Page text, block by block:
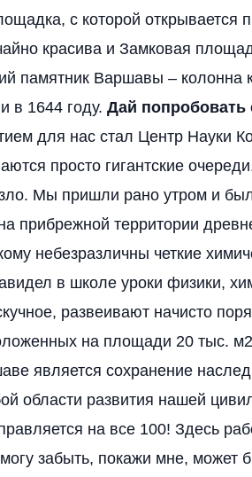
с которой открывается
красива и Замковая
памятник Варшавы – колонна
в 1644 году. Дай попробовать
для нас стал Центр Науки
просто гигантские
Мы пришли рано утром и
прибрежной территории
небезразличны четкие
в школе уроки физики,
развеивают начисто
на площади 20 тыс.
является сохранение
области развития нашей
на все 100! Здесь
забыть, покажи мне, может